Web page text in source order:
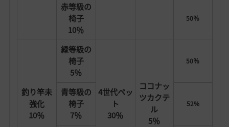
赤等級の
椅子
10％
50％
釣り竿未
強化
10％
緑等級の
椅子
5％
4世代ペッ
ト
30％
ココナッ
ツカクテ
ル
5％
50％
青等級の
椅子
7％
52%